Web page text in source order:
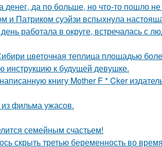
да по больше, но что-то пошло не
Патриком суэйзи вспыхнула
работала в округе, встречалась с
цветочная теплица площадью
инструкцию к будущей девушке.
книгу Mother F * Cker
фильма ужасов.
семейным счастьем!
скрыть третью беременность во